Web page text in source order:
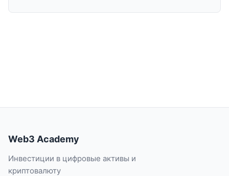
Web3 Academy
Инвестиции в цифровые активы и
криптовалюту